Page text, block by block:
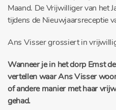
Maand. De Vrijwilliger van het
tijdens de Nieuwjaarsreceptie
Ans Visser grossiert in
Wanneer je in het dorp Emst
vertellen waar Ans Visser
of andere manier met haar
gehad.